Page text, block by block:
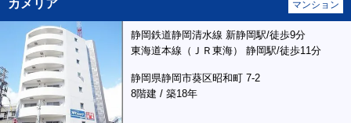
カメリア マンション
静岡鉄道静岡清水線 新静岡駅/徒歩9分
東海道本線（ＪＲ東海） 静岡駅/徒歩11分
静岡県静岡市葵区昭和町 7-2
8階建 / 築18年